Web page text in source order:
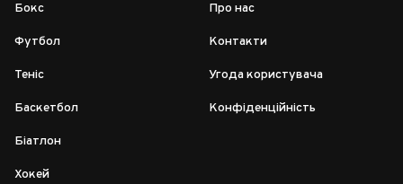
Бокс
Футбол
Теніс
Баскетбол
Біатлон
Хокей
Про нас
Контакти
Угода користувача
Конфіденційність